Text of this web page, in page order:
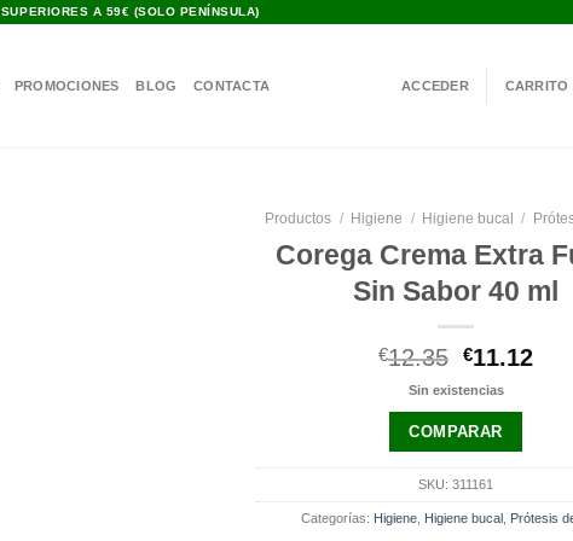
A 59€ (SOLO PENÍNSULA)
PROMOCIONES BLOG CONTACTA ACCEDER CARRITO
Productos / Higiene / Higiene bucal /
Corega Crema Extra
Sin Sabor 40 ml
€12.35 El
precio
era:
€12.35.
€11.12
Sin existencias
COMPARAR
SKU: 311161
Categorías: Higiene, Higiene bucal Prótesis